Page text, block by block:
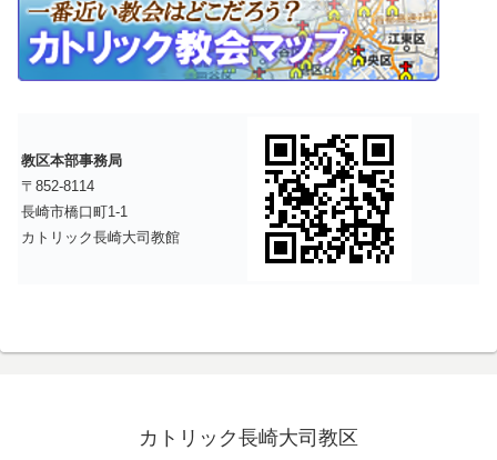
教区本部事務局
〒852-8114
長崎市橋口町1-1
カトリック長崎大司教館
カトリック長崎大司教区